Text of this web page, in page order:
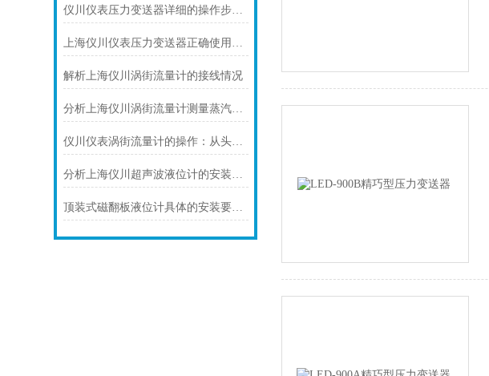
仪川仪表压力变送器详细的操作步骤如下
上海仪川仪表压力变送器正确使用的9个点
解析上海仪川涡街流量计的接线情况
分析上海仪川涡街流量计测量蒸汽的三种方式
仪川仪表涡街流量计的操作：从头开始学
分析上海仪川超声波液位计的安装原理
顶装式磁翻板液位计具体的安装要领如下